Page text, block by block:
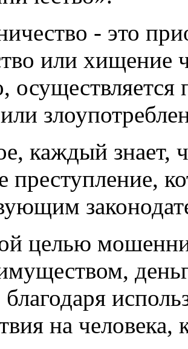
- это
или хищение
осуществляется
каждый знает,
преступление,
целью
на человека,